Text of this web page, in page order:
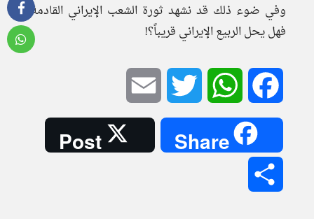
وفي ضوء ذلك قد نشهد ثورة الشعب الإيراني القادمة،
فهل يحل الربيع الإيراني قريباً؟!
Facebook
WhatsApp
Twitter
Share
Post